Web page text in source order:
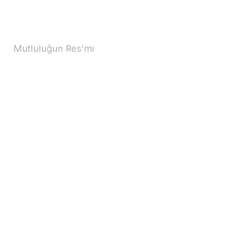
Mutluluğun Res'mi